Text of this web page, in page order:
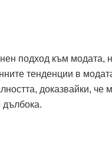
подход към модата,
тенденции в
доказвайки,
дълбока.